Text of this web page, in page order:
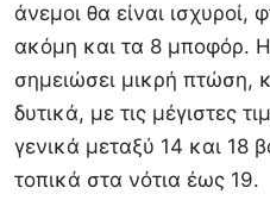
άνεμοι θα είναι ισχυροί,
ακόμη και τα 8 μποφόρ.
σημειώσει μικρή πτώση,
δυτικά, με τις μέγιστες
γενικά μεταξύ 14 και 18
τοπικά στα νότια έως 19.